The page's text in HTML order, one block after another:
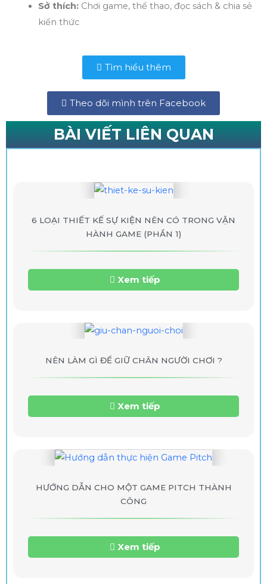
Sở thích:Chơi game, thể thao, đọc sách & chia sẻ
kiến thức
Tìm hiểu thêm
Theo dõi mình trên Facebook
BÀI VIẾT LIÊN QUAN
6 LOẠI THIẾT KẾ SỰ KIỆN NÊN CÓ TRONG VẬN
HÀNH GAME (PHẦN 1)
Xem tiếp
NÊN LÀM GÌ ĐỂ GIỮ CHÂN NGƯỜI CHƠI ?
Xem tiếp
HƯỚNG DẪN CHO MỘT GAME PITCH THÀNH
CÔNG
Xem tiếp